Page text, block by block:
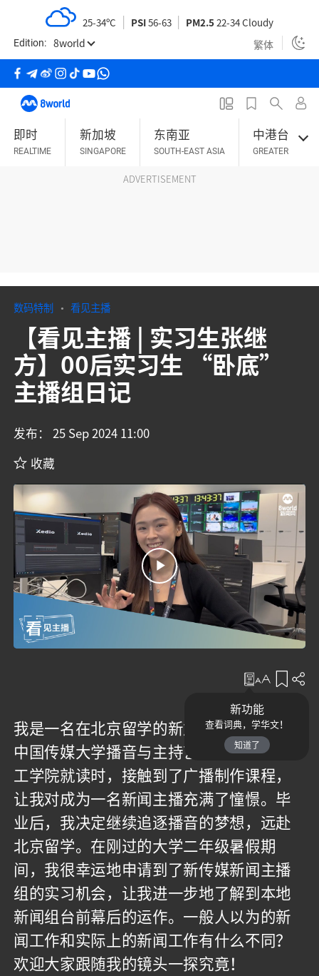
p
t
n
Edition: 8world 繁体
25-34ºC PSI56-63 PM2.522-34 Cloudy
即时
REALTIME
新加坡
SINGAPORE
东南亚
SOUTH-EAST ASIA
中港台
GREATER CHINA
ADVERTISEMENT
【看见主播 | 实习生张继
方】00后实习生 “卧底”
主播组日记
数码特制 看见主播
发布： 25 Sep 2024 11:00
收藏
新功能
查看词典，学华文！
知道了
收藏
我是一名在北京留学的新加坡学生，就读
中国传媒大学播音与主持艺术专业。在理
工学院就读时，接触到了广播制作课程，
让我对成为一名新闻主播充满了憧憬。毕
业后，我决定继续追逐播音的梦想，远赴
北京留学。在刚过的大学二年级暑假期
间，我很幸运地申请到了新传媒新闻主播
组的实习机会，让我进一步地了解到本地
新闻组台前幕后的运作。一般人以为的新
闻工作和实际上的新闻工作有什么不同？
欢迎大家跟随我的镜头一探究竟！